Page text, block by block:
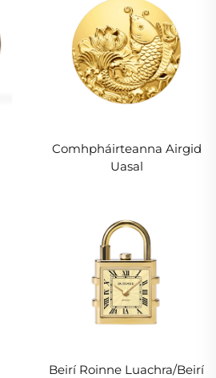
Comhpháirteanna Airgid
Uasal
Beirí Roinne Luachra/Beirí